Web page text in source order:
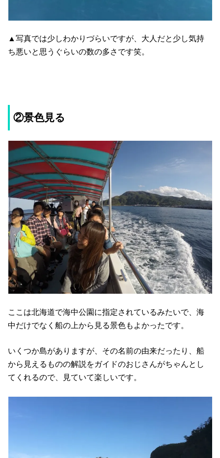
▲写真では少しわかりづらいですが、大人だと少し気持
ち悪いと思うぐらいの数の多さです笑。
②景色見る
ここは北海道で海中公園に指定されているみたいで、海
中だけでなく船の上から見る景色もよかったです。
いくつか島がありますが、その名前の由来だったり、船
から見えるものの解説をガイドのおじさんがちゃんとし
てくれるので、見ていて楽しいです。